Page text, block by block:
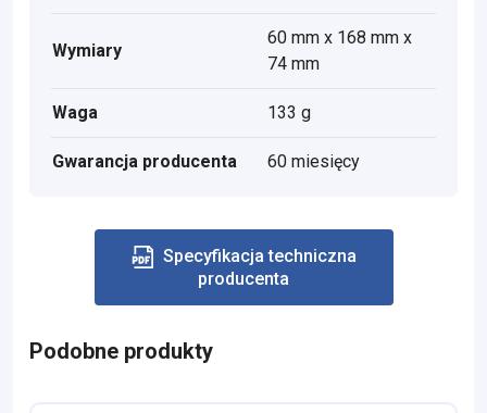
Wymiary
60 mm x 168 mm x
74 mm
Waga 133 g
Gwarancja producenta 60 miesięcy
Specyfikacja techniczna
producenta
Podobne produkty